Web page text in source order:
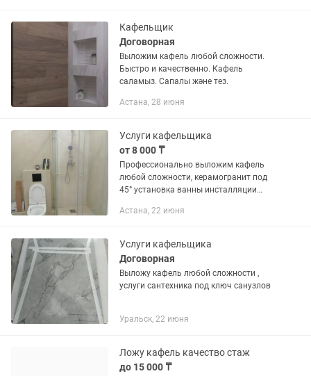
Кафельщик
Договорная
Выложим кафель любой сложности.
Быстро и качественно. Кафель
саламыз. Сапалы және тез.
Астана, 28 июня
Услуги кафельщика
от 8 000 ₸
Профессионально выложим кафель
любой сложности, керамогранит под
45° установка ванны инсталляции
Астана, 22 июня
Услуги кафельщика
Договорная
Выложу кафель любой сложности ,
услуги сантехника под ключ санузлов
Уральск, 22 июня
Ложу кафель качество стаж
до 15 000 ₸